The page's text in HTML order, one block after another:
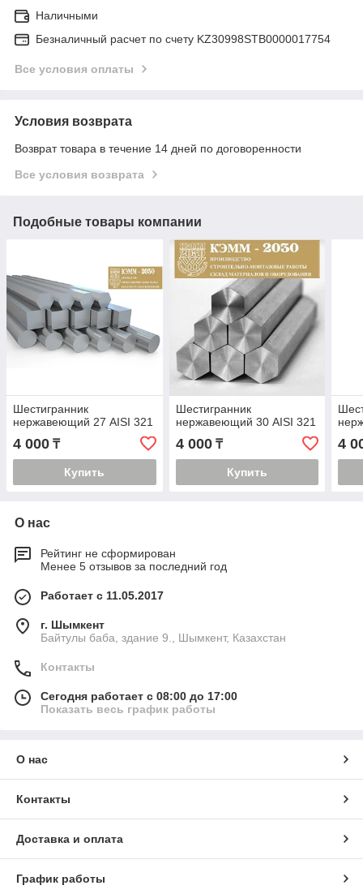
Наличными
Безналичный расчет по счету KZ30998STB0000017754
Все условия оплаты
Условия возврата
Возврат товара в течение 14 дней по договоренности
Все условия возврата
Подобные товары компании
Шестигранник
нержавеющий 27 AISI 321
4 000 ₸
Купить
Шестигранник
нержавеющий 30 AISI 321
4 000₸
Купить
4
О нас
Рейтинг не сформирован
Менее 5 отзывов за последний год
Работает с 11.05.2017
г. Шымкент
Байтулы баба, здание 9., Шымкент, Казахстан
Контакты
Сегодня работает с 08:00 до 17:00
Показать весь график работы
О нас
Контакты
Доставка и оплата
График работы